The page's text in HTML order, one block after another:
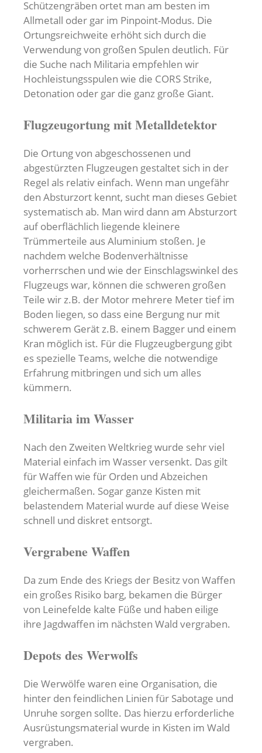
Schützengräben ortet man am besten im
Allmetall oder gar im Pinpoint-Modus. Die
Ortungsreichweite erhöht sich durch die
Verwendung von großen Spulen deutlich. Für
die Suche nach Militaria empfehlen wir
Hochleistungsspulen wie die CORS Strike,
Detonation oder gar die ganz große Giant.
Flugzeugortung mit Metalldetektor
Die Ortung von abgeschossenen und
abgestürzten Flugzeugen gestaltet sich in der
Regel als relativ einfach. Wenn man ungefähr
den Absturzort kennt, sucht man dieses Gebiet
systematisch ab. Man wird dann am Absturzort
auf oberflächlich liegende kleinere
Trümmerteile aus Aluminium stoßen. Je
nachdem welche Bodenverhältnisse
vorherrschen und wie der Einschlagswinkel des
Flugzeugs war, können die schweren großen
Teile wir z.B. der Motor mehrere Meter tief im
Boden liegen, so dass eine Bergung nur mit
schwerem Gerät z.B. einem Bagger und einem
Kran möglich ist. Für die Flugzeugbergung gibt
es spezielle Teams, welche die notwendige
Erfahrung mitbringen und sich um alles
kümmern.
Militaria im Wasser
Nach den Zweiten Weltkrieg wurde sehr viel
Material einfach im Wasser versenkt. Das gilt
für Waffen wie für Orden und Abzeichen
gleichermaßen. Sogar ganze Kisten mit
belastendem Material wurde auf diese Weise
schnell und diskret entsorgt.
Vergrabene Waffen
Da zum Ende des Kriegs der Besitz von Waffen
ein großes Risiko barg, bekamen die Bürger
von Leinefelde kalte Füße und haben eilige
ihre Jagdwaffen im nächsten Wald vergraben.
Depots des Werwolfs
Die Werwölfe waren eine Organisation, die
hinter den feindlichen Linien für Sabotage und
Unruhe sorgen sollte. Das hierzu erforderliche
Ausrüstungsmaterial wurde in Kisten im Wald
vergraben.